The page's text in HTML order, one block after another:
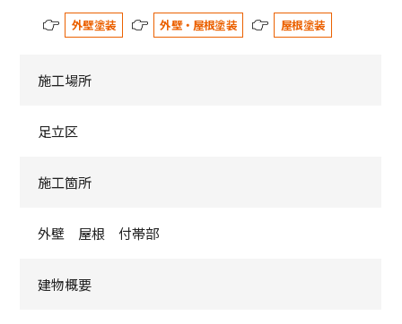
外壁塗装 外壁・屋根塗装 屋根塗装
施工場所
足立区
施工箇所
外壁 屋根 付帯部
建物概要